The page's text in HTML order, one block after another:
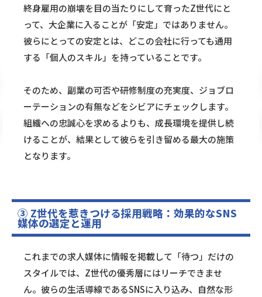
終身雇用の崩壊を目の当たりにして育ったZ世代にと
って、大企業に入ることが「安定」ではありません。
彼らにとっての安定とは、どこの会社に行っても通用
する「個人のスキル」を持っていることです。
そのため、副業の可否や研修制度の充実度、ジョブロ
ーテーションの有無などをシビアにチェックします。
組織への忠誠心を求めるよりも、成長環境を提供し続
けることが、結果として彼らを引き留める最大の施策
となります。
③ Z世代を惹きつける採用戦略：効果的なSNS
媒体の選定と運用
これまでの求人媒体に情報を掲載して「待つ」だけの
スタイルでは、Z世代の優秀層にはリーチできませ
ん。彼らの生活導線であるSNSに入り込み、自然な形